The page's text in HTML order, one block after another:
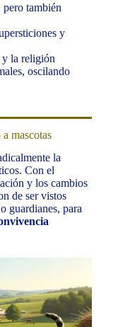
pero también
y
y la religión
oscilando
mascotas
la
Con el
y los cambios
de ser vistos
guardianes, para